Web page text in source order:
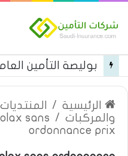
الرئيسية / المنتديات
والمركبات /
sans
ordonnance prix